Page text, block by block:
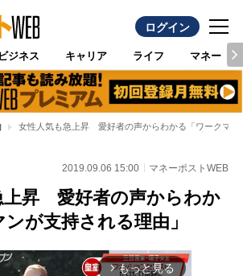
ログイン
ビジネス キャリア ライフ マネー
女性人気も急上昇 愛好者の声からわかる「ワークマン
2019.09.06 15:00 マネーポストWEB
上昇 愛好者の声からわか
が支持される理由」
arrow_forward_ios もっと見る